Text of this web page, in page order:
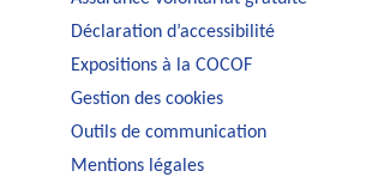
Déclaration d’accessibilité
Expositions à la COCOF
Gestion des cookies
Outils de communication
Mentions légales